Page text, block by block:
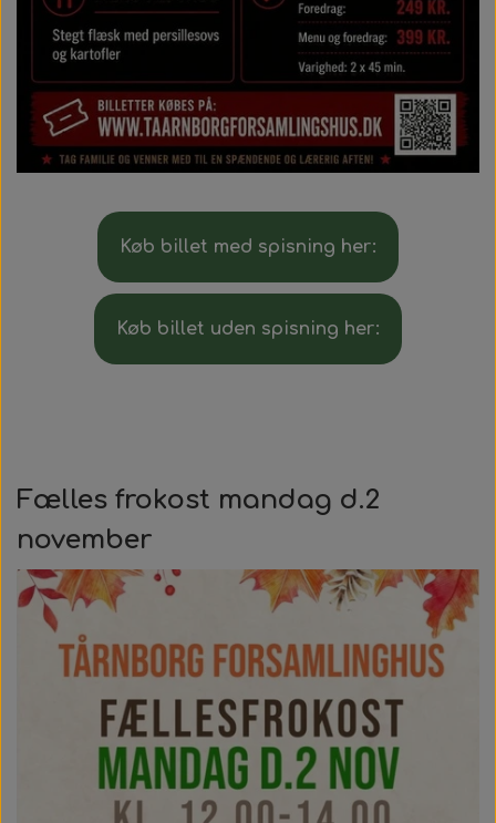
Køb billet med spisning her:
Køb billet uden spisning her:
Fælles frokost mandag d.2
november